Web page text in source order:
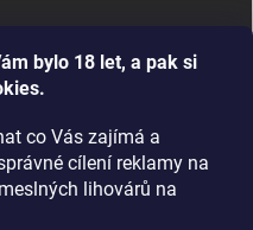
bylo 18 let, a pak si
co Vás zajímá a
cílení reklamy na
lihovárů na
DRINKING-CAT